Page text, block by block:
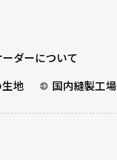
ダーについて
地
国内縫製工場